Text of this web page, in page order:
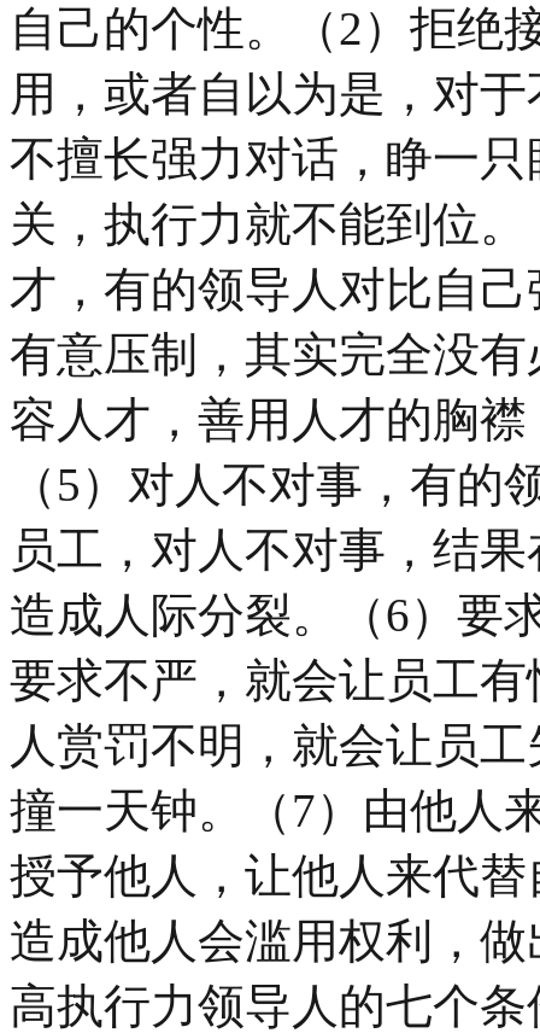
自己的个性。（2）拒绝
用，或者自以为是，对
不擅长强力对话，睁一
关，执行力就不能到位
才，有的领导人对比自
有意压制，其实完全没
容人才，善用人才的胸
（5）对人不对事，有
员工，对人不对事，结
造成人际分裂。（6）要
要求不严，就会让员工
人赏罚不明，就会让员
撞一天钟。（7）由他人
授予他人，让他人来代
造成他人会滥用权利，
高执行力领导人的七个